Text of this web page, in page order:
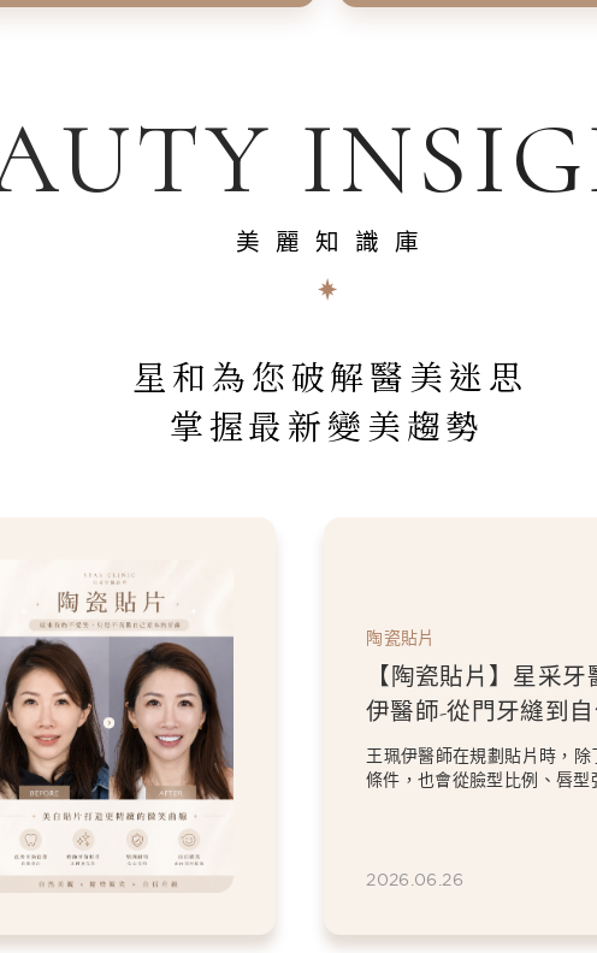
美麗知識庫
星和為您破解醫美迷思
掌握最新變美趨勢
陶瓷貼片
【陶瓷貼片】星采
伊醫師-從門牙縫到
白貼片打造更精緻的
王珮伊醫師在規劃貼片時，除
條件，也會從臉型比例、唇型
2026.06.26